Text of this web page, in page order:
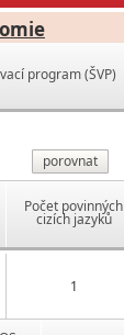
program (ŠVP)
porovnat
Počet povinných
cizích jazyků
1